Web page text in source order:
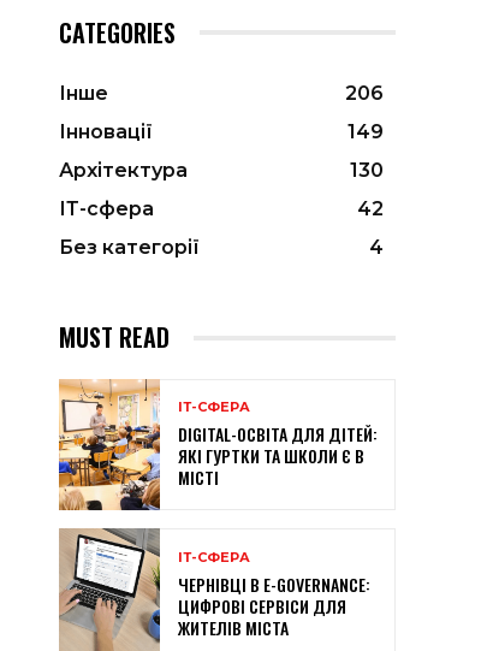
CATEGORIES
Інше
206
Інновації
149
Архітектура
130
ІТ-сфера
42
Без категорії
4
MUST READ
ІТ-СФЕРА
DIGITAL-ОСВІТА ДЛЯ ДІТЕЙ:
ЯКІ ГУРТКИ ТА ШКОЛИ Є В
МІСТІ
ІТ-СФЕРА
ЧЕРНІВЦІ В E-GOVERNANCE:
ЦИФРОВІ СЕРВІСИ ДЛЯ
ЖИТЕЛІВ МІСТА